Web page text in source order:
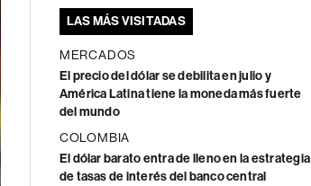
LAS MÁS VISITADAS
MERCADOS
El precio del dólar se debilita en julio y
América Latina tiene la moneda más fuerte
del mundo
COLOMBIA
El dólar barato entra de lleno en la estrategia
de tasas de interés del banco central